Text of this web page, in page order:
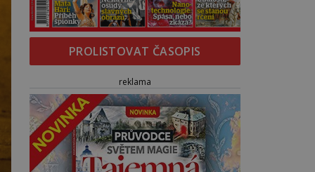
PROLISTOVAT ČASOPIS
reklama